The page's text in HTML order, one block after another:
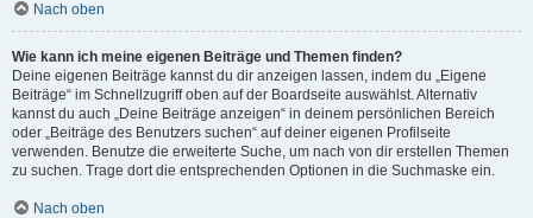
Nach oben
Wie kann ich meine eigenen Beiträge und Themen finden?
Deine eigenen Beiträge kannst du dir anzeigen lassen, indem du „Eigene
Beiträge“ im Schnellzugriff oben auf der Boardseite auswählst. Alternativ
kannst du auch „Deine Beiträge anzeigen“ in deinem persönlichen Bereich
oder „Beiträge des Benutzers suchen“ auf deiner eigenen Profilseite
verwenden. Benutze die erweiterte Suche, um nach von dir erstellen Themen
zu suchen. Trage dort die entsprechenden Optionen in die Suchmaske ein.
Nach oben